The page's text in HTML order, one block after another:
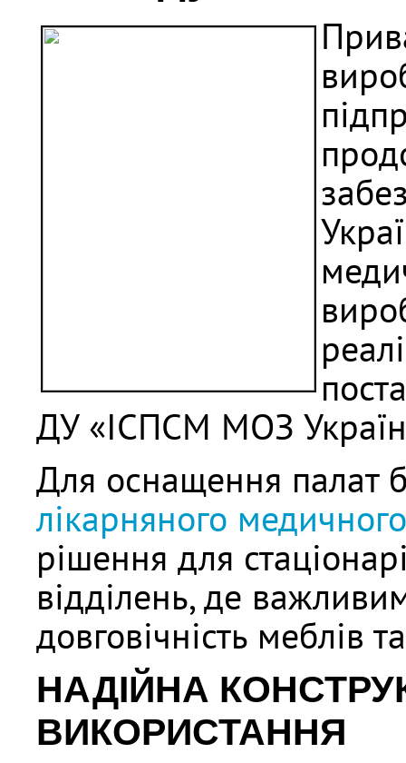
ДУ «ІСПСМ МОЗ
Для оснащення палат
лікарняного
рішення для
відділень, де
довговічність меблів
НАДІЙНА
ВИКОРИСТАННЯ